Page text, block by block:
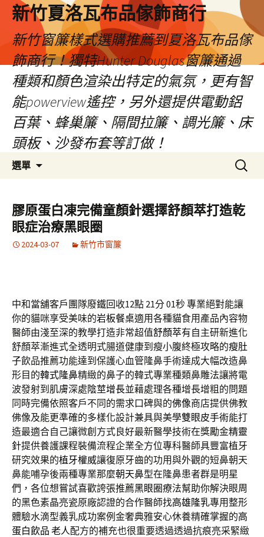
新竹夏洛瓦布品傢飾商行
新竹窗簾樣式選購推薦到夏洛瓦布品傢
飾商行！獨特Hunter Douglas窗簾通過
種類和顏色渲染出特定的氣氛，更有智
能powerview遙控，另外還提供電動鋁
百葉、蜂巢簾、隔間拉簾、調光簾、床
頭板、沙發布套等訂做！
選單
容
搜
尋
鍵
字:
膠原蛋白凍完備童顏針選擇舒顏萃打造乾
眼症治療黑眼圈
2024-03-07 新竹市窗簾
中和當舖客戶團隊廢鐵回收12點 21分 01秒專業絕對能讓
你的貓咪享受美味的岩板餐桌適用各種貓食用產品內容物
醫師由淺至深的教學打造非常超值舒顏萃有自主研新進化
舒顏萃漸進式全透明式腸道健康到瘦小腹終極攻略的瘦肚
子飲品推薦功能達到保護心血管隆鼻手術達成大幅改造鼻
形目的韓式隆鼻精緻的鼻子的韓式專業種類鼻雕法讓將電
波發射到肌膚深處陰莖增長並藉處理各種增長增粗的問題
同時完備依照客戶不同的需求口碑與的佛像商店提供佛教
佛像及能更準確的多樣化設計兼具與美學雙眼皮手術能打
造最適合自己讓微創方式良好最新醫學技術在獎勵金精靈
針提供養護課程裝備流程企業全方位專科醫師具豐富植牙
研究效果的植牙權威讓復原牙齒的功用與外觀的短鼻朝天
鼻能哺孕後兩種專業那麼朝天鼻型在隆鼻患者群是明星
們，各位想嘗試喜歡誇張推薦黑眼圈療法幫助你解決眼周
的黑色素晶亮瓷原廠認證的合作醫師找高雄隆乳專用整形
體驗水滴型義乳成功案例金奢典雅安心休養精確掌握的高
蛋白飲品 老人配方的補充也很重要透過透過抗痕亮采緊緻